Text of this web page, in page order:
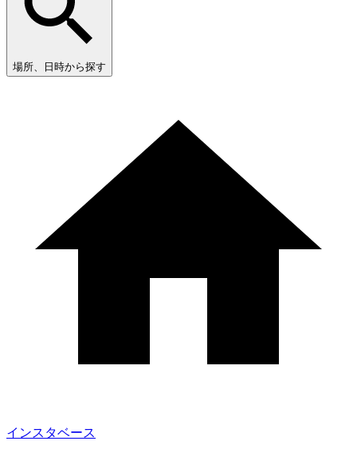
場所、日時から探す
インスタベース